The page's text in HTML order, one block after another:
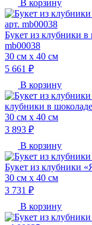
В корзину
Букет из клубники в
mb00038
30 см х 40 см
5 661 ₽
В корзину
клубники в
30 см х 40 см
3 893 ₽
В корзину
Букет из клубники
30 см х 40 см
3 731 ₽
В корзину